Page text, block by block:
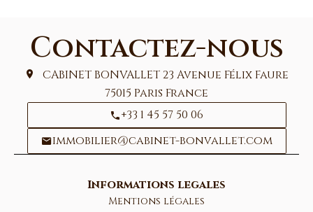
Contactez-nous
CABINET BONVALLET23 Avenue Félix Faure
75015 Paris France
+33 1 45 57 50 06
immobilier@cabinet-bonvallet.com
Informations legales
Mentions légales